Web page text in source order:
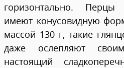
горизонтально. Перцы
имеют конусовидную
массой 130 г, такие
даже ослепляют
настоящий